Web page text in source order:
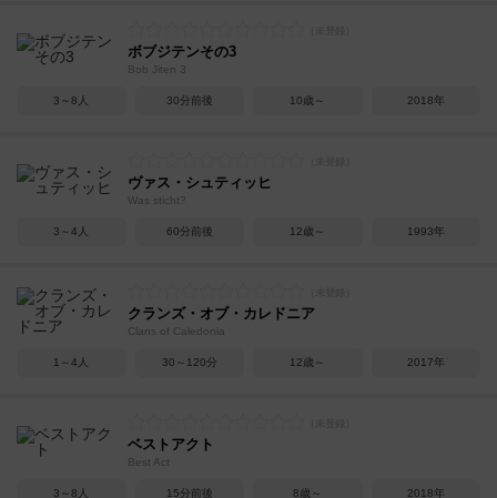
ボブジテンその3
Bob Jiten 3
3～8人 30分前後 10歳～ 2018年
ヴァス・シュティッヒ
Was sticht?
3～4人 60分前後 12歳～ 1993年
クランズ・オブ・カレドニア
Clans of Caledonia
1～4人 30～120分 12歳～ 2017年
ベストアクト
Best Act
3～8人 15分前後 8歳～ 2018年